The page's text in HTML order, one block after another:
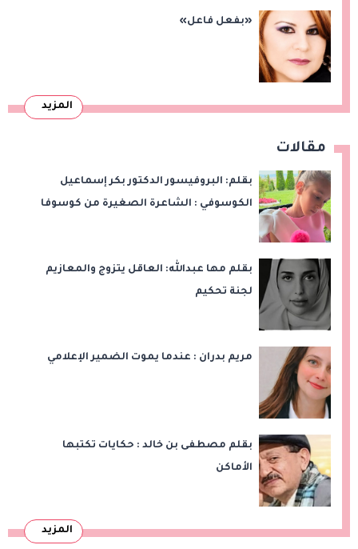
«بفعل فاعل»
المزيد
مقالات
بقلم: البروفيسور الدكتور بكر إسماعيل
الكوسوفي : الشاعرة الصغيرة من كوسوفا
بقلم مها عبدالله: العاقل يتزوج والمعازيم
لجنة تحكيم
مريم بدران : عندما يموت الضمير الإعلامي
بقلم مصطفى بن خالد : حكايات تكتبها
الأماكن
المزيد